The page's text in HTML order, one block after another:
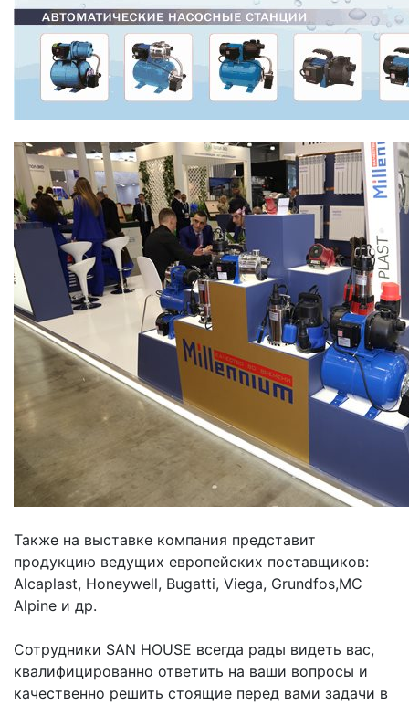
Также на выставке компания представит
продукцию ведущих европейских поставщиков:
Alcaplast, Honeywell, Bugatti, Viega, Grundfos,MC
Alpine и др.
Сотрудники SAN HOUSE всегда рады видеть вас,
квалифицированно ответить на ваши вопросы и
качественно решить стоящие перед вами задачи в